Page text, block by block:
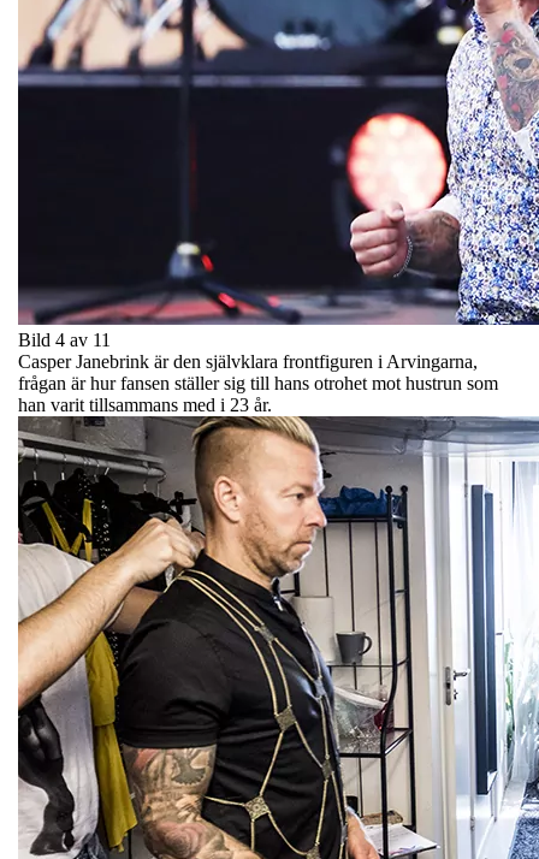
Bild 4 av 11
Casper Janebrink är den självklara frontfiguren i Arvingarna,
frågan är hur fansen ställer sig till hans otrohet mot hustrun som
han varit tillsammans med i 23 år.